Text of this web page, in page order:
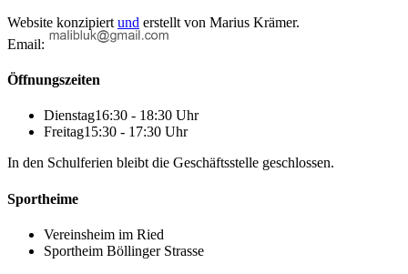
Website konzipiert und erstellt von Marius Krämer.
Email:
Öffnungszeiten
Dienstag16:30 - 18:30 Uhr
Freitag15:30 - 17:30 Uhr
In den Schulferien bleibt die Geschäftsstelle geschlossen.
Sportheime
Vereinsheim im Ried
Sportheim Böllinger Strasse